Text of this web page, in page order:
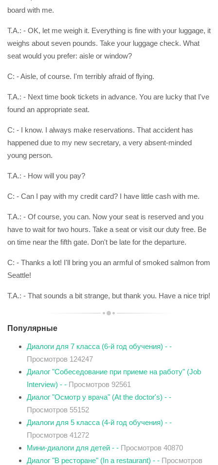
board with me.
T.A.: - OK, let me weigh it. Everything is fine with your luggage, it
weighs about seven pounds. Take your luggage check. What
seat would you prefer: aisle or window?
C: - Aisle, of course. I'm terribly afraid of flying.
T.A.: - Next time book tickets in advance. You are lucky that I've
found an appropriate seat.
C: - I know. I always make reservations. That accident has
happened due to my new secretary, a very absent-minded
young person.
T.A.: - How will you pay?
C: - Can I pay with my credit card? I have little cash with me.
T.A.: - Of course, you can. Now your seat is reserved and you
have to wait for two hours. Take a seat or visit our duty free. Be
on time near the fifth gate. Don't be late for the departure.
C: - Thanks a lot! I'll bring you an armful of smoked salmon from
Seattle!
T.A.: - That sounds a bit strange, but thank you. Have a nice trip!
Популярные
Диалоги для 7 класса (6-й год обучения) - -
Просмотров 124247
Диалог "Собеседование при приеме на работу" (Job
Interview) - - Просмотров 92561
Диалог "Осмотр у врача" (At the doctor's) - -
Просмотров 55152
Диалоги для 5 класса (4-й год обучения) - -
Просмотров 41272
Мини-диалоги для детей - - Просмотров 40870
Диалог "В ресторане" (In a restaurant) - - Просмотров